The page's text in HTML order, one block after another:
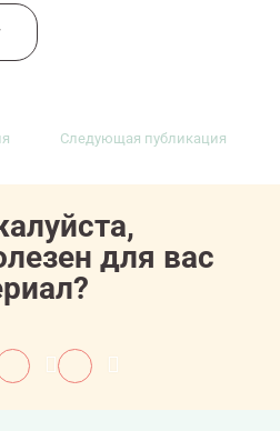
Следующая публикация
для вас